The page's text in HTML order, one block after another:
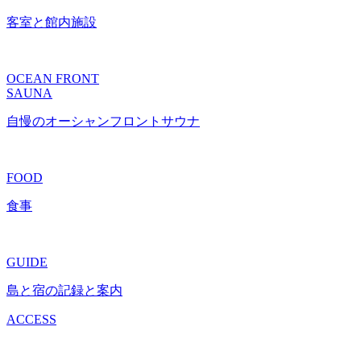
客室と館内施設
OCEAN FRONT
SAUNA
自慢のオーシャンフロントサウナ
FOOD
食事
GUIDE
島と宿の記録と案内
ACCESS